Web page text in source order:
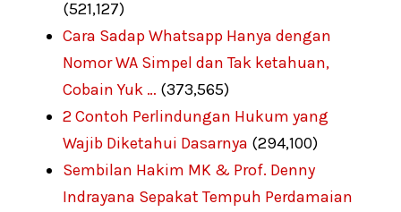
(521,127)
Cara Sadap Whatsapp Hanya dengan
Nomor WA Simpel dan Tak ketahuan,
Cobain Yuk … (373,565)
2 Contoh Perlindungan Hukum yang
Wajib Diketahui Dasarnya (294,100)
Sembilan Hakim MK & Prof. Denny
Indrayana Sepakat Tempuh Perdamaian